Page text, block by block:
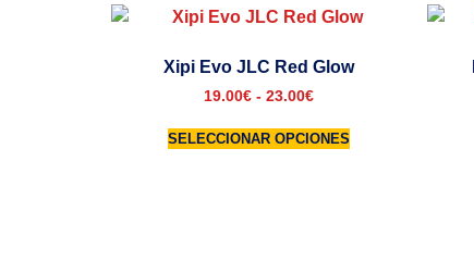
Xipi Evo JLC Red Glow
19.00€ - 23.00€
SELECCIONAR OPCIONES